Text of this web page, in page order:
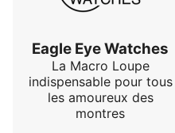
Eagle Eye Watches
La Macro Loupe
indispensable pour tous
les amoureux des
montres